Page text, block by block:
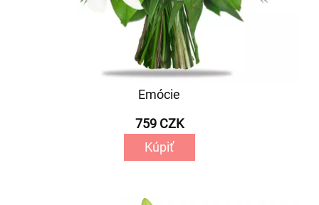
Emócie
759 CZK
Kúpiť